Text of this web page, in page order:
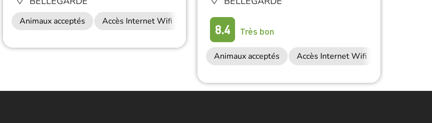
Restauration
Animaux acceptés Accès Internet Wifi Restauration
8.4 Très bon
Animaux acceptés Accès Internet Wifi